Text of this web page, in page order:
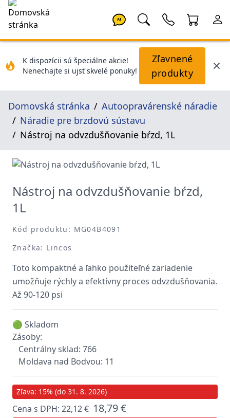
AI
K dispozícii sú špeciálne akcie!
Nenechajte si ujsť skvelé ponuky!
Zľavnené
produkty
Domovská stránka
Autoopravárenské náradie
Náradie pre brzdovú sústavu
Nástroj na odvzdušňovanie bŕzd, 1L
Nástroj na odvzdušňovanie bŕzd,
1L
Kód produktu: MG04B4091
Značka: Lincos
Toto kompaktné a ľahko použiteľné zariadenie
umožňuje rýchly a efektívny proces odvzdušňovania.
Až 90-120 psi
🟢 Skladom
Zásoby:
Centrálny sklad: 766
Moldava nad Bodvou: 11
Zľava: 15% (do 31. 8. 2026)
Cena s DPH: 22,12 € 18,79 €